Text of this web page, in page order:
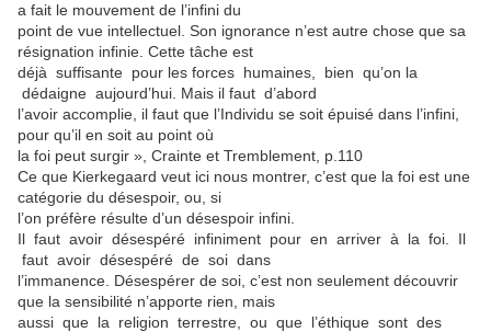
a fait le mouvement de l’infini du
point de vue intellectuel. Son ignorance n’est autre chose que sa
résignation infinie. Cette tâche est
déjà suffisante pour les forces humaines, bien qu’on la
dédaigne aujourd’hui. Mais il faut d’abord
l’avoir accomplie, il faut que l’Individu se soit épuisé dans l’infini,
pour qu’il en soit au point où
la foi peut surgir », Crainte et Tremblement, p.110
Ce que Kierkegaard veut ici nous montrer, c’est que la foi est une
catégorie du désespoir, ou, si
l’on préfère résulte d’un désespoir infini.
Il faut avoir désespéré infiniment pour en arriver à la foi. Il
faut avoir désespéré de soi dans
l’immanence. Désespérer de soi, c’est non seulement découvrir
que la sensibilité n’apporte rien, mais
aussi que la religion terrestre, ou que l’éthique sont des